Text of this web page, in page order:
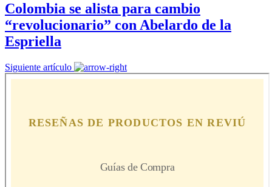
Colombia se alista para cambio
“revolucionario” con Abelardo de la
Espriella
Siguiente artículo